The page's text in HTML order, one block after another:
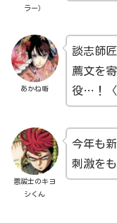
ラー）
あかね噺
談志師
薦文を
役…！〈
悪祓士のキヨ
シくん
今年も
刺激を